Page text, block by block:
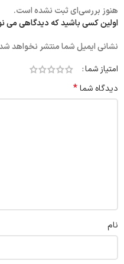
هنوز بررسی‌ای ثبت نشده است.
اولین کسی باشید که دیدگاهی
نشانی ایمیل شما منتشر نخواهد
امتیاز شما
دیدگاه شما*
نام